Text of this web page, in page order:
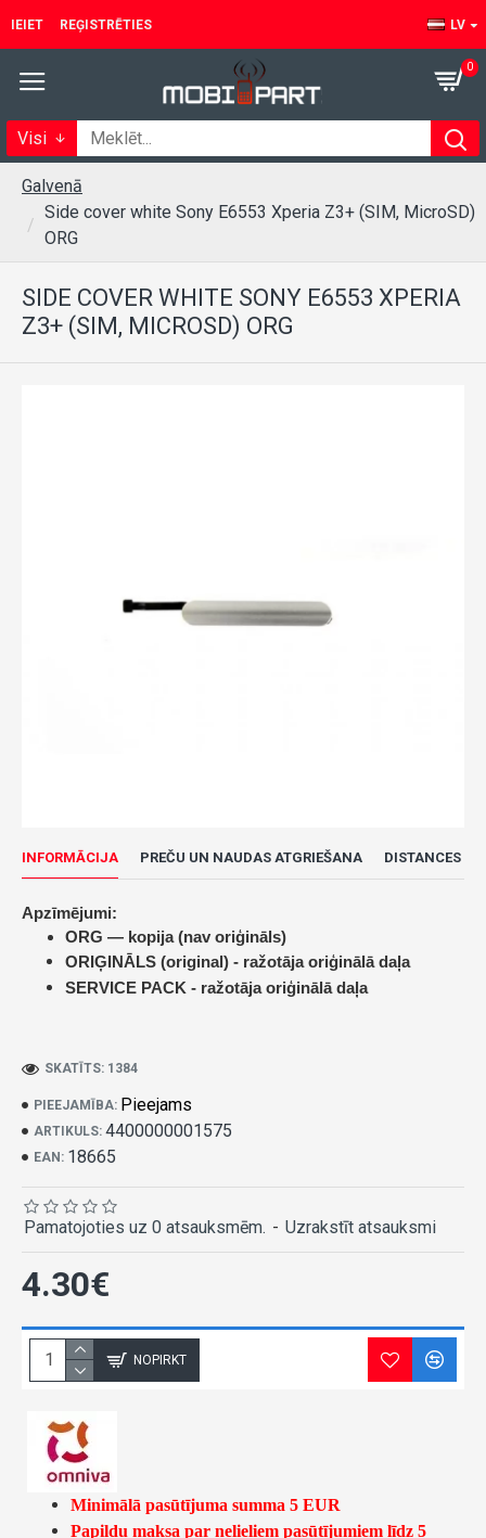
IEIET REĢISTRĒTIES LV
0
Visi
Galvenā
Side cover white Sony E6553 Xperia Z3+ (SIM, MicroSD)
ORG
SIDE COVER WHITE SONY E6553 XPERIA
Z3+ (SIM, MICROSD) ORG
INFORMĀCIJA PREČU UN NAUDAS ATGRIEŠANA DISTANCES
Apzīmējumi:
ORG — kopija (nav oriģināls)
ORIĢINĀLS (original) - ražotāja oriģinālā daļa
SERVICE PACK - ražotāja oriģinālā daļa
PIEEJAMĪBA: Pieejams
ARTIKULS: 4400000001575
EAN: 18665
SKATĪTS: 1384
Pamatojoties uz 0 atsauksmēm. - Uzrakstīt atsauksmi
4.30€
NOPIRKT
Minimālā pasūtījuma summa 5 EUR
Papildu maksa par nelieliem pasūtījumiem līdz 5